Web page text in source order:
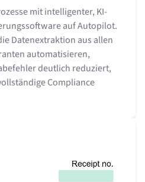
mit intelligenter, KI-
auf Autopilot.
Datenextraktion aus allen
automatisieren,
deutlich reduziert,
Compliance